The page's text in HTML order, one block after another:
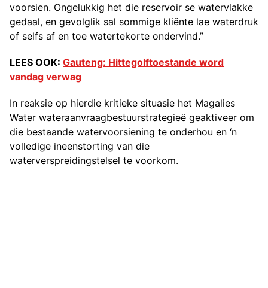
voorsien. Ongelukkig het die reservoir se watervlakke
gedaal, en gevolglik sal sommige kliënte lae waterdruk
of selfs af en toe watertekorte ondervind.”
LEES OOK: Gauteng: Hittegolftoestande word
vandag verwag
In reaksie op hierdie kritieke situasie het Magalies
Water wateraanvraagbestuurstrategieë geaktiveer om
die bestaande watervoorsiening te onderhou en ‘n
volledige ineenstorting van die
waterverspreidingstelsel te voorkom.